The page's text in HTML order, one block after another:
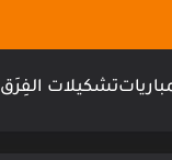
تشكيلات الفِرَق